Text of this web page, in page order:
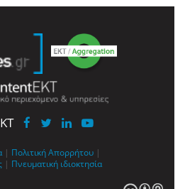
| Πολιτική Απορρήτου |
| Πνευματική ιδιοκτησία